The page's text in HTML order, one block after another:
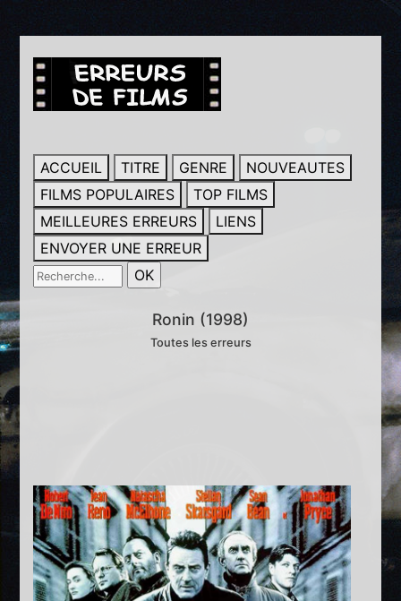
ACCUEIL TITRE GENRE
NOUVEAUTES
FILMS POPULAIRES
TOP FILMS
MEILLEURES ERREURS
LIENS
ENVOYER UNE ERREUR
Ronin (1998)
Toutes les erreurs